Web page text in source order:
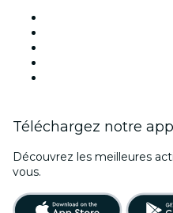
Téléchargez notre
Découvrez les meilleures
vous.